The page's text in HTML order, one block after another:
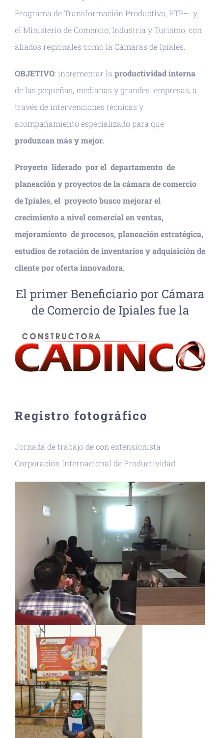
Programa de Transformación Productiva, PTP– y
el Ministerio de Comercio, Industria y Turismo, con
aliados regionales como la Cámaras de Ipiales.
OBJETIVO: incrementar la productividad interna
de las pequeñas, medianas y grandes empresas, a
través de intervenciones técnicas y
acompañamiento especializado para que
produzcan más y mejor.
Proyecto liderado por el departamento de
planeación y proyectos de la cámara de comercio
de Ipiales, el proyecto busco mejorar el
crecimiento a nivel comercial en ventas,
mejoramiento de procesos, planeación estratégica,
estudios de rotación de inventarios y adquisición de
cliente por oferta innovadora.
El primer Beneficiario por Cámara
de Comercio de Ipiales fue la
Registro fotográfico
Jornada de trabajo de con extensionista
Corporación Internacional de Productividad